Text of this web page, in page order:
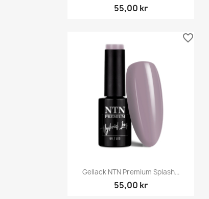
55,00 kr
Snabbvy
Gellack NTN Premium Splash...
55,00 kr
favorite_border